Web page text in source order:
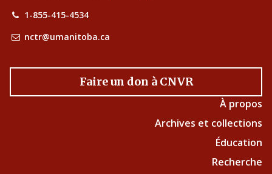
1-855-415-4534
nctr@umanitoba.ca
Faire un don à CNVR
À propos
Archives et collections
Éducation
Recherche